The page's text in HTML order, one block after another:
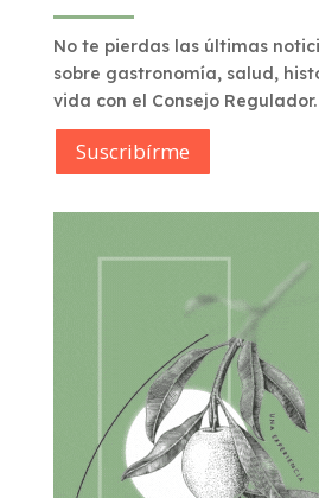
No te pierdas las últimas
sobre gastronomía, salud,
vida con el Consejo Regulador.
Suscribírme